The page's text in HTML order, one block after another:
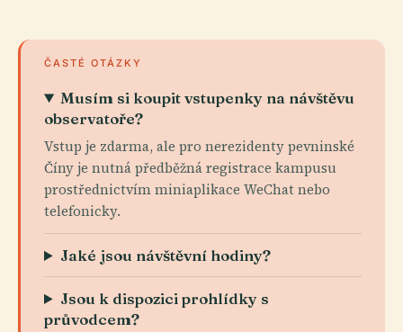
ČASTÉ OTÁZKY
Musím si koupit vstupenky na návštěvu
observatoře?
Vstup je zdarma, ale pro nerezidenty pevninské
Číny je nutná předběžná registrace kampusu
prostřednictvím miniaplikace WeChat nebo
telefonicky.
Jaké jsou návštěvní hodiny?
Jsou k dispozici prohlídky s
průvodcem?